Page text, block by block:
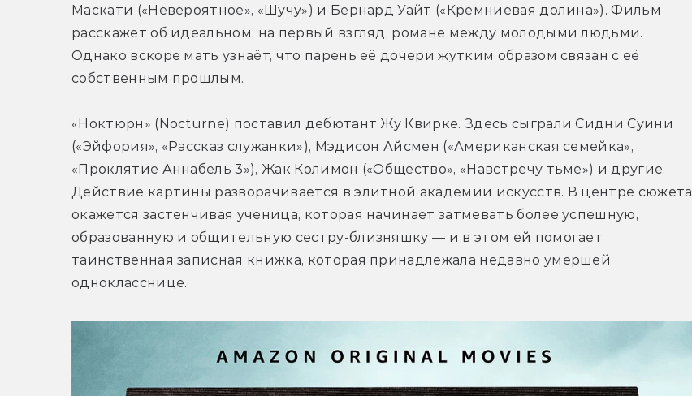
Маскати («Невероятное», «Шучу») и Бернард Уайт («Кремниевая долина»). Фильм
расскажет об идеальном, на первый взгляд, романе между молодыми людьми.
Однако вскоре мать узнаёт, что парень её дочери жутким образом связан с её
собственным прошлым.
«Ноктюрн» (Nocturne) поставил дебютант Жу Квирке. Здесь сыграли Сидни Суини
(«Эйфория», «Рассказ служанки»), Мэдисон Айсмен («Американская семейка»,
«Проклятие Аннабель 3»), Жак Колимон («Общество», «Навстречу тьме») и другие.
Действие картины разворачивается в элитной академии искусств. В центре сюжета
окажется застенчивая ученица, которая начинает затмевать более успешную,
образованную и общительную сестру-близняшку — и в этом ей помогает
таинственная записная книжка, которая принадлежала недавно умершей
однокласснице.